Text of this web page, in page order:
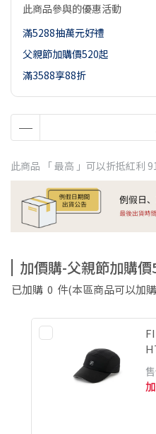
此商品參與的優惠活動
滿5288抽萬元好禮
父親節加購價520起
滿3588享88折
此商品 「 最高 」可以折抵紅利
加價購-父親節加購價
已加購 0 件(本區商品可以加購